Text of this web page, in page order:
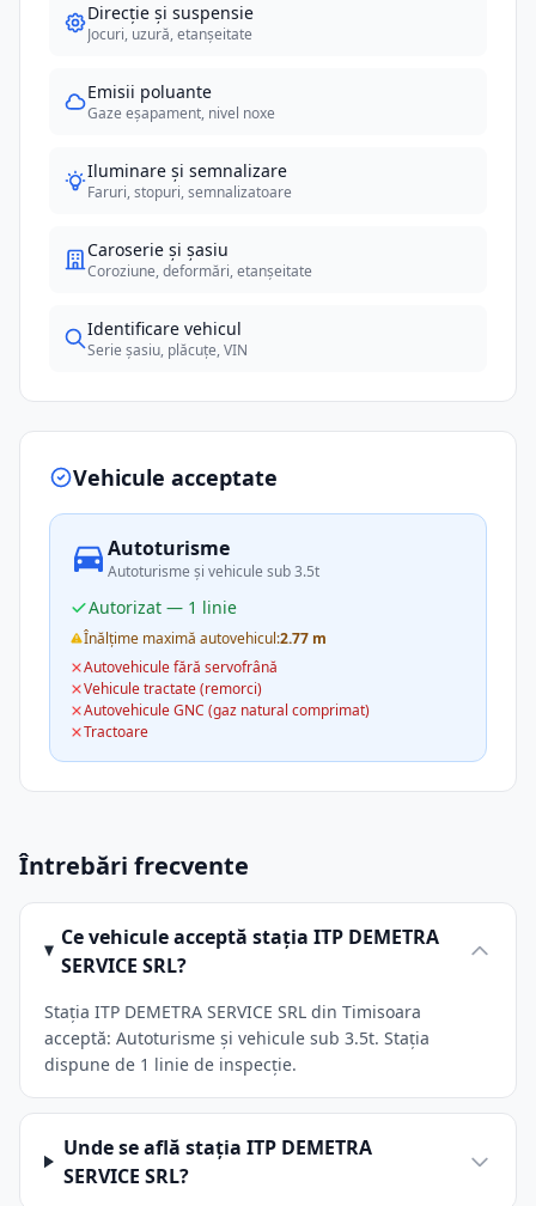
Direcție și suspensie
Jocuri, uzură, etanșeitate
Emisii poluante
Gaze eșapament, nivel noxe
Iluminare și semnalizare
Faruri, stopuri, semnalizatoare
Caroserie și șasiu
Coroziune, deformări, etanșeitate
Identificare vehicul
Serie șasiu, plăcuțe, VIN
Vehicule acceptate
Autoturisme
Autoturisme și vehicule sub 3.5t
Autorizat — 1 linie
Înălțime maximă autovehicul:2.77 m
Autovehicule fără servofrână
Vehicule tractate (remorci)
Autovehicule GNC (gaz natural comprimat)
Tractoare
Întrebări frecvente
Ce vehicule acceptă stația ITP DEMETRA
SERVICE SRL?
Stația ITP DEMETRA SERVICE SRL din Timisoara
acceptă: Autoturisme și vehicule sub 3.5t. Stația
dispune de 1 linie de inspecție.
Unde se află stația ITP DEMETRA
SERVICE SRL?